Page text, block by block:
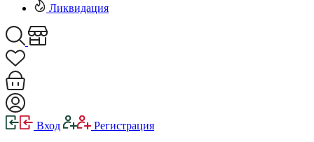
Ликвидация
Вход Регистрация